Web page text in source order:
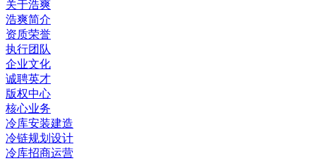
关于浩爽
浩爽简介
资质荣誉
执行团队
企业文化
诚聘英才
版权中心
核心业务
冷库安装建造
冷链规划设计
冷库招商运营